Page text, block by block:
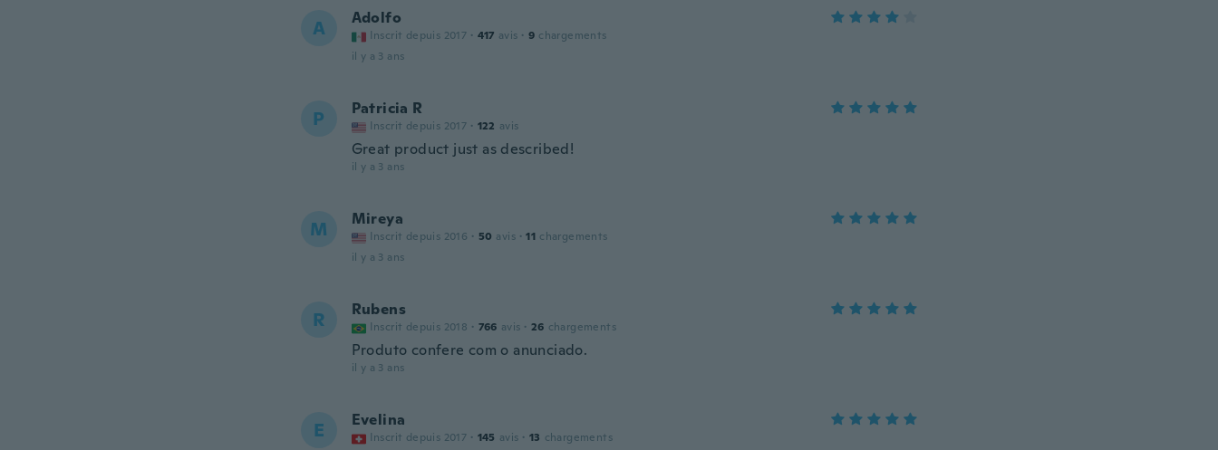
A Adolfo
Inscrit depuis 2017 · 417 avis · 9 chargements
il y a 3 ans
P Patricia R
Inscrit depuis 2017 · 122 avis
Great product just as described!
il y a 3 ans
M Mireya
Inscrit depuis 2016 · 50 avis · 11 chargements
il y a 3 ans
R Rubens
Inscrit depuis 2018 · 766 avis · 26 chargements
Produto confere com o anunciado.
il y a 3 ans
E Evelina
Inscrit depuis 2017 · 145 avis · 13 chargements